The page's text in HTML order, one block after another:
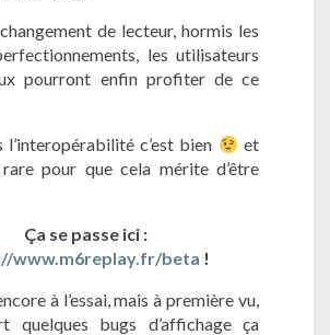
s
F
l
h
!
de lecteur, hormis les
les utilisateurs
pourront enfin profiter de ce
l’interopérabilité c’est bien
et
rare pour que cela mérite d’être
Ça se passe ici :
www.m6replay.fr/beta !
à l’essai, mais à première vu,
quelques bugs d’affichage ça